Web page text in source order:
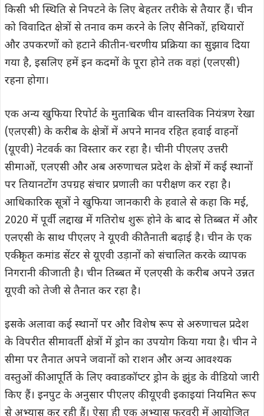
किसी भी स्थिति से निपटने के लिए बेहतर तरीके से तैयार हैं। चीन
को विवादित क्षेत्रों से तनाव कम करने के लिए सैनिकों, हथियारों
और उपकरणों को हटाने की तीन-चरणीय प्रक्रिया का सुझाव दिया
गया है, इसलिए हमें इन कदमों के पूरा होने तक वहां (एलएसी)
रहना होगा।
एक अन्य खुफिया रिपोर्ट के मुताबिक चीन वास्तविक नियंत्रण रेखा
(एलएसी) के करीब के क्षेत्रों में अपने मानव रहित हवाई वाहनों
(यूएवी) नेटवर्क का विस्तार कर रहा है। चीनी पीएलए उत्तरी
सीमाओं, एलएसी और अब अरुणाचल प्रदेश के क्षेत्रों में कई स्थानों
पर तियानटोंग उपग्रह संचार प्रणाली का परीक्षण कर रहा है।
आधिकारिक सूत्रों ने खुफिया जानकारी के हवाले से कहा कि मई,
2020 में पूर्वी लद्दाख में गतिरोध शुरू होने के बाद से तिब्बत में और
एलएसी के साथ पीएलए ने यूएवी की तैनाती बढ़ाई है। चीन के एक
एकीकृत कमांड सेंटर से यूएवी उड़ानों को संचालित करके व्यापक
निगरानी की जाती है। चीन तिब्बत में एलएसी के करीब अपने उन्नत
यूएवी को तेजी से तैनात कर रहा है।
इसके अलावा कई स्थानों पर और विशेष रूप से अरुणाचल प्रदेश
के विपरीत सीमावर्ती क्षेत्रों में ड्रोन का उपयोग किया गया है। चीन ने
सीमा पर तैनात अपने जवानों को राशन और अन्य आवश्यक
वस्तुओं की आपूर्ति के लिए क्वाडकॉप्टर ड्रोन के झुंड के वीडियो जारी
किए हैं। इनपुट के अनुसार पीएलए की यूएवी इकाइयां नियमित रूप